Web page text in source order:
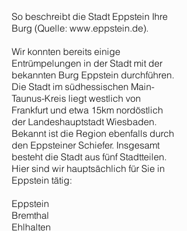
So beschreibt die Stadt Eppstein Ihre
Burg (Quelle: www.eppstein.de).
Wir konnten bereits einige
Entrümpelungen in der Stadt mit der
bekannten Burg Eppstein durchführen.
Die Stadt im südhessischen Main-
Taunus-Kreis liegt westlich von
Frankfurt und etwa 15km nordöstlich
der Landeshauptstadt Wiesbaden.
Bekannt ist die Region ebenfalls durch
den Eppsteiner Schiefer. Insgesamt
besteht die Stadt aus fünf Stadtteilen.
Hier sind wir hauptsächlich für Sie in
Eppstein tätig:
Eppstein
Bremthal
Ehlhalten